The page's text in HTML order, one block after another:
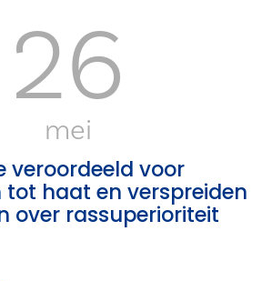
26
mei
veroordeeld voor
haat en verspreiden
over rassuperioriteit